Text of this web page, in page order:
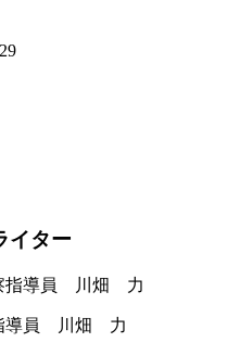
イター
導員 川畑 力